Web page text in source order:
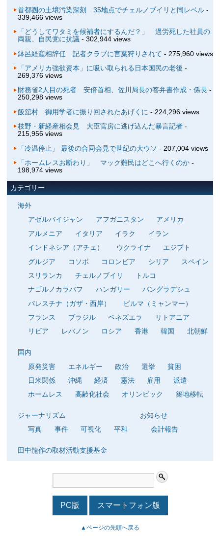
首都圏の土壌汚染深刻 35地点でチェルノブイリと同レベル-
339,466 views
「どうしてワタミを候補者にするんだ？」 過労死した社員の
両親、自民党に抗議- 302,944 views
鉢呂経産相辞任 記者クラブに言葉狩りされて - 275,960 views
「アメリカ強欲資本」に吸い取られる日本国民の老後 -
269,376 views
財務省2人目の死者 安倍首相、佐川局長の答弁書作成・係長-
250,298 views
飯舘村 御用学者に振り回されたあげくに - 224,296 views
枝野・新経産相会見 大臣官房に逃げ込んだ暴言記者-
215,956 views
「冷温停止」 最後の合同会見で世紀の大ウソ - 207,004 views
「ホームレスお断わり」 マック難民はどこへ行くのか-
198,974 views
カテゴリー
海外
アゼルバイジャン
アフガニスタン
アメリカ
アルメニア
イタリア イラク
イラン
インドネシア（アチェ）
ウクライナ
エジプト
グルジア
コソボ コロンビア シリア
スペイン
スリランカ
チェルノブイリ
トルコ
ナゴルノカラバフ
ハンガリー
バングラデシュ
パレスチナ（ガザ・西岸）
ビルマ（ミャンマー）
フランス
ブラジル ベネズエラ
リトアニア
リビア
レバノン ロシア 香港 韓国 北朝鮮
国内
原発災害
エネルギー 政治 選挙
貧困
日米関係
沖縄 経済 憲法 雇用
派遣
ホームレス
高齢化社会 オリンピック 築地移転
ジャーナリズム
写真
事件 可視化 平和
お知らせ
会計報告
田中龍作の取材活動支援基金
PC版 スマートフォン版
▲ページの先頭へ戻る